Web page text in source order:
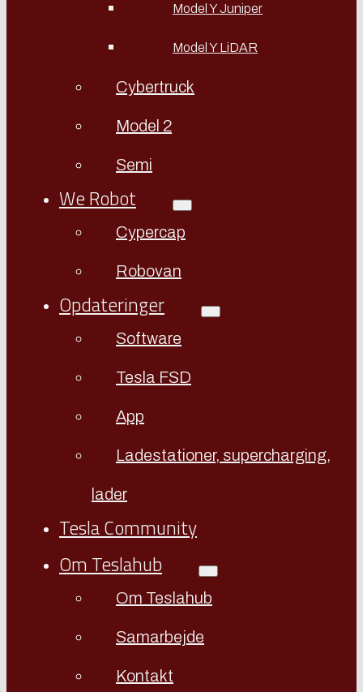
Model Y Juniper
Model Y LiDAR
Cybertruck
Model 2
Semi
We Robot
Cypercap
Robovan
Opdateringer
Software
Tesla FSD
App
Ladestationer, supercharging,
lader
Tesla Community
Om Teslahub
Om Teslahub
Samarbejde
Kontakt